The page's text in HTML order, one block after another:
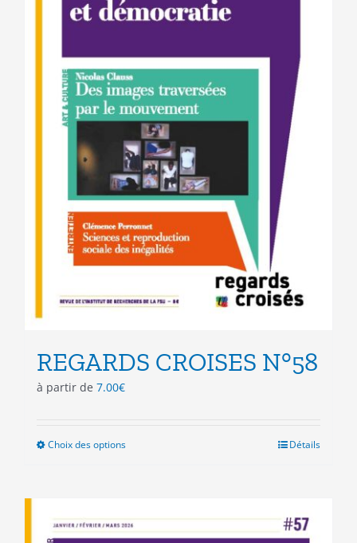
REGARDS CROISES N°58
à partir de 7.00€
Choix des optionsCe
variations.
Détails